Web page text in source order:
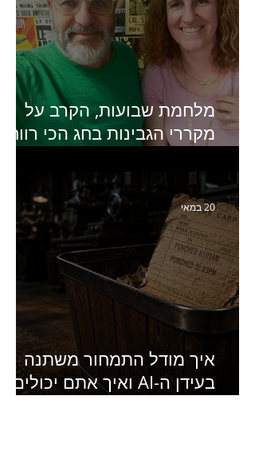
מלחמת שבועות, הקרב על
מקררי הגבינות בחג הכי רווחי
סמנכ״לית השיווק והמכירות
של מחלבות גד
איך מודל התמחור משתנה
בעידן ה-AI ואיך אתם יכולים
20 במאי